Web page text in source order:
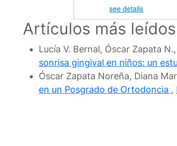
see details
Artículos más
Lucía V. Bernal, Óscar Zapata
sonrisa gingival en niños: un
Óscar Zapata Noreña, Diana
en un Posgrado de Ortodoncia ,